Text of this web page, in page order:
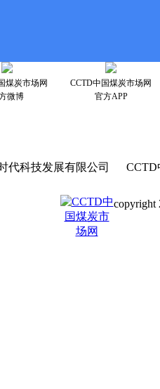
煤炭市场网
微博
CCTD中国煤炭市场网
官方APP
代科技发展有限公司
copyright